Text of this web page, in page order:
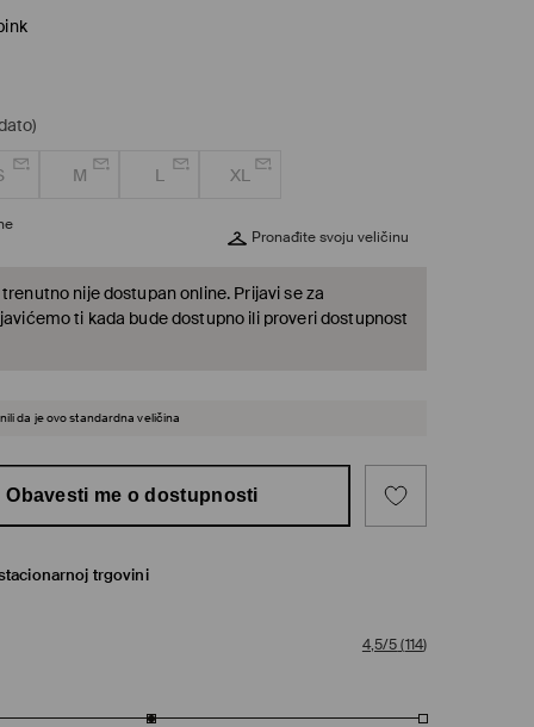
M L XL
Pronađite svoju veličinu
nije dostupan online. Prijavi se za
ti kada bude dostupno ili proveri dostupnost
da je ovo standardna veličina
Obavesti me o dostupnosti
trgovini
4,5/5(114)